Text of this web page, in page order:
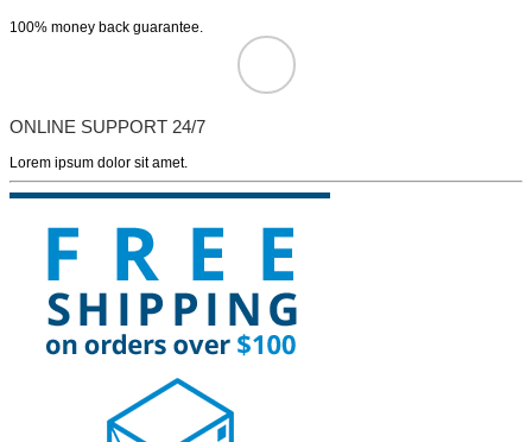
100% money back guarantee.
ONLINE SUPPORT 24/7
Lorem ipsum dolor sit amet.